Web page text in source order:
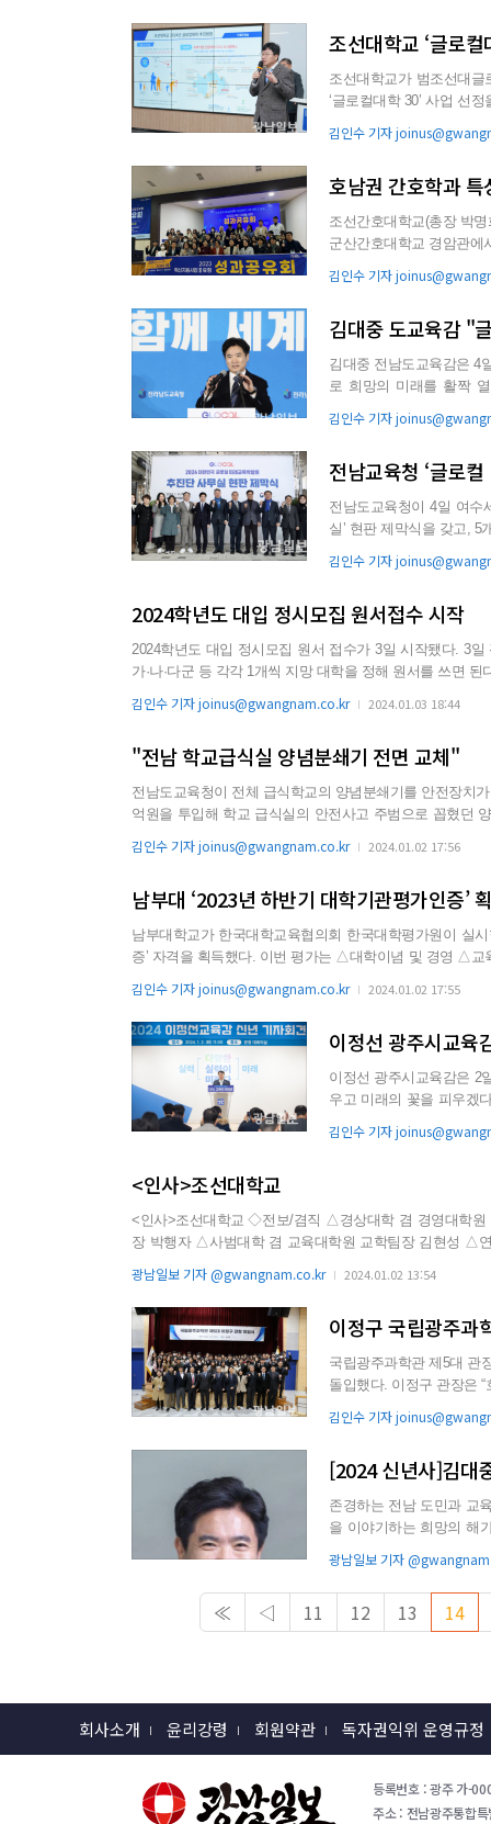
조선대학교 ‘글로
조선대학교가 범조선대
‘글로컬대학 30’ 사업 선정을 위한 여정에
김인수 기자
호남권 간호학과
조선간호대학교(총장 박
군산간호대학교 경암관에
김인수 기자
김대중 도교육감 "
김대중 전남도교육감은 4
로 희망의 미래를 활짝
김인수 기자
전남교육청 ‘글로
전남도교육청이 4일 여수
실’ 현판 제막식을 갖고, 5
김인수 기자
2024학년도 대입 정시모집 원서접수 시작
2024학년도 대입 정시모집 원서 접수가 3일 시작됐다. 3일 광주·전남권 대학 등에 따르면 원서접수는 이날부터 6일까지 진행되며,
가·나·다군 등 각각 1개씩 지망 대학을 정해 원서를 쓰면 된다. 전남대학교는 올해 정시모집에서 150여개 학과 938명을 선발한
역별 가중치를 변경했다. 인문계열의 국어영역은 ...
김인수 기자 joinus@gwangnam.co.kr 2024.01.03 18:44
"전남 학교급식실 양념분쇄기 전면 교체"
전남도교육청이 전체 급식학교의 양념분쇄기를 안전장치가 강화된 조리기구로
억원을 투입해 학교 급식실의 안전사고 주범으로 꼽혔던
뚜껑을 다는 등 손 끼임 사고를 미연에 방지할 수 있도록
김인수 기자 joinus@gwangnam.co.kr 2024.01.02 17:56
남부대 ‘2023년 하반기 대학기관평가인증’
남부대학교가 한국대학교육협의회 한국대학평가원이 실
증’ 자격을 획득했다. 이번 평가는 △대학이념 및 경영 △교육과정 및 교수·학습 △교원 및 직원 △학생 지원 및 시설 △대학 성과 및
가인증에서도 인증을 획득함으로써 오는 2028년까지 국가
김인수 기자 joinus@gwangnam.co.kr 2024.01.02 17:55
이정선 광주시교육
이정선 광주시교육감은 2
우고 미래의 꽃을 피우겠다”고 밝혔다. 이날 오전 시교육청 대회
김인수 기자
<인사>조선대학교
<인사>조선대학교 ◇전보/겸직 △경상대학 겸 경영대학원 교학팀장 김흥하 △의과대학 겸 의학전문대학원 겸 보건대학원 교학팀
장 박행자 △사범대학 겸 교육대학원 교학팀장 김현성 △
최철 △대학혁신사업지원단 행정지원팀장 박원택 △글로
광남일보 기자 @gwangnam.co.kr 2024.01.02 13:54
이정구 국립광주과
국립광주과학관 제5대 관
돌입했다. 이정구 관장은 “호남권을 대표하는 거점 과학관으로서 국립광주과학관의 역할을 강조하
김인수 기자
[2024 신년사]김대
존경하는 전남 도민과 교육 가족
을 이야기하는 희망의 해가 될 것입니다. ‘전남교육 대전환’
광남일보 기자
≪ ◁ 11 12 13 14
회사소개 윤리강령 회원약관 독자권익위 운영규정
등록번호 : 광주 가-
주소 : 전남광주통합